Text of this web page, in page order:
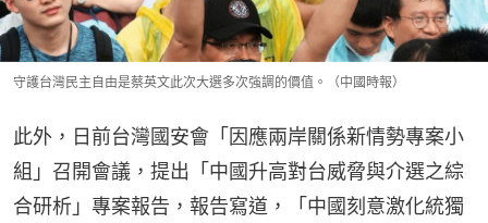
守護台灣民主自由是蔡英文此次大選多次強調的價值。（中國時報）
此外，日前台灣國安會「因應兩岸關係新情勢專案小
組」召開會議，提出「中國升高對台威脅與介選之綜
合研析」專案報告，報告寫道，「中國刻意激化統獨